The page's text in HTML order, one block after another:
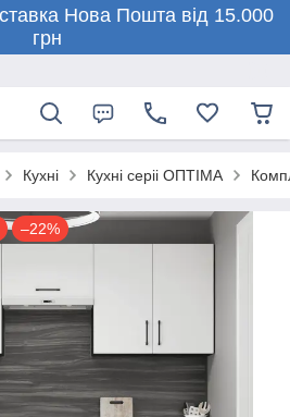
Нова Пошта від 15.000
грн
Кухні Кухні серіі ОПТІМА
–22%